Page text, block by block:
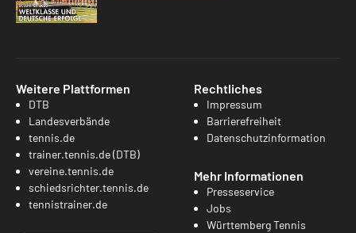
Weitere Plattformen
DTB
Landesverbände
tennis.de
trainer.tennis.de (DTB)
vereine.tennis.de
schiedsrichter.tennis.de
tennistrainer.de
Rechtliches
Impressum
Barrierefreiheit
Datenschutzinformation
Mehr Informationen
Presseservice
Jobs
Württemberg Tennis